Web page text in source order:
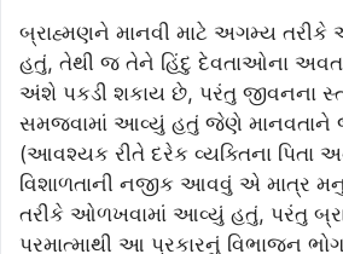
બ્રાહ્મણને માનવી માટે અગમ્ય
હતું, તેથી જ તેને હિંદુ દેવતાઓના
અંશે પકડી શકાય છે, પરંતુ જીવનના
સમજવામાં આવ્યું હતું જેણે માનવતાને
(આવશ્યક રીતે દરેક વ્યક્તિના પિતા
વિશાળતાની નજીક આવવું એ માત્ર
તરીકે ઓળખવામાં આવ્યું હતું, પરંતુ
પરમાત્માથી આ પ્રકારનું વિભાજન